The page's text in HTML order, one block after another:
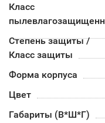
Класс
Степень защиты /
Класс защиты
Форма корпуса
Цвет
Габариты (В*Ш*Г)